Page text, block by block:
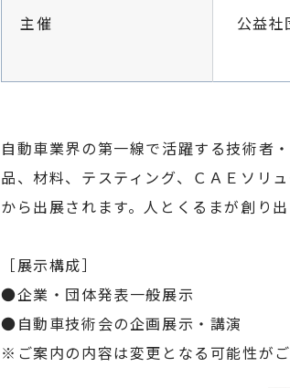
主催 公益
自動車業界の第一線で活躍する技術者
品、材料、テスティング、ＣＡＥソリ
から出展されます。人とくるまが創り
［展示構成］
●企業・団体発表一般展示
●自動車技術会の企画展示・講演
※ご案内の内容は変更となる可能性がご